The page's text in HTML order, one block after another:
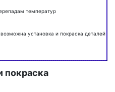
температур
установка и покраска деталей
покраска